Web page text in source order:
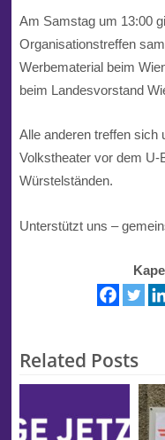
Am Samstag um 13:00
Organisationstreffen
Werbematerial beim
beim Landesvorstand
Alle anderen treffen sich
Volkstheater vor dem U-
Würstelständen.
Unterstützt uns –
Related Posts